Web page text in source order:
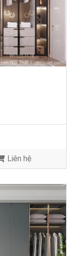
Liên hệ